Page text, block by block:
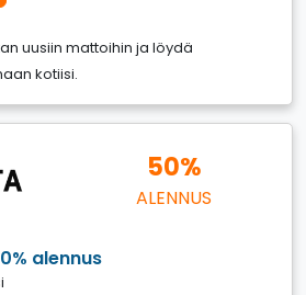
uusiin mattoihin ja löydä
kotiisi.
50%
ALENNUS
alennus